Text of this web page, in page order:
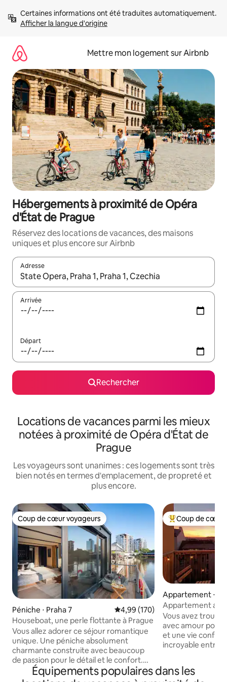
directement
Afficher la langue d'origine
Mettre mon logement sur Airbnb
Hébergements à proximité de Opéra
d'État de Prague
Réservez des locations de vacances, des maisons
uniques et plus encore sur Airbnb
Adresse
Lorsque les résultats s'affichent, utilisez les flèches vers le
Arrivée
Départ
Rechercher
Locations de vacances parmi les mieux
notées à proximité de Opéra d'État de
Prague
Les voyageurs sont unanimes : ces logements sont très
bien notés en termes d'emplacement, de propreté et
plus encore.
Coup de cœur voyageurs
Coup de cœur voyageurs
Péniche ⋅ Praha 7 Évaluation moyenne sur la
4,99 (170)
Houseboat, une perle flottante à Prague
Vous allez adorer ce séjour romantique
unique. Une péniche absolument
charmante construite avec beaucoup
de passion pour le détail et le confort.
Vous vivrez un séjour inoubliable et vous
ne voudrez plus partir. Vous pouvez
Coups de cœur
Coup de cœur
Appartement ⋅
Appartement au
centre-ville de
Vous avez
avec amour pour
et une vie
incroyable entre
Venceslas,
attractions
Équipements populaires dans les